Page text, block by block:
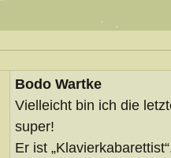
Bodo Wartke
Vielleicht bin ich die
super!
Er ist